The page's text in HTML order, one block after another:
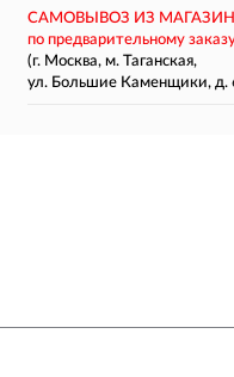
САМОВЫВОЗ ИЗ
по предварительному
(г. Москва, м. Таганская,
ул. Большие Каменщики, д.